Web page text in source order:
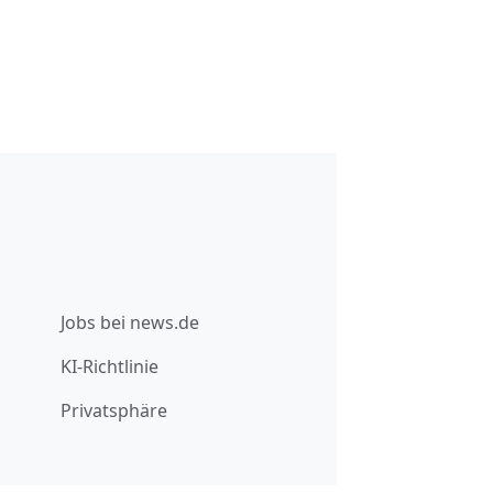
Jobs bei news.de
KI-Richtlinie
Privatsphäre